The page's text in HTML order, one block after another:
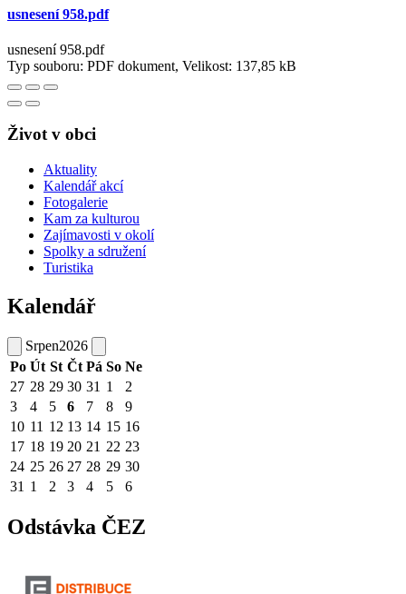
usnesení 958.pdf
usnesení 958.pdf
Typ souboru: PDF dokument, Velikost: 137,85 kB
Život v obci
Aktuality
Kalendář akcí
Fotogalerie
Kam za kulturou
Zajímavosti v okolí
Spolky a sdružení
Turistika
Kalendář
Srpen2026
Po Út St Čt Pá So Ne
27 28 29 30 31 1
2
3
4 5 6 7 8
9
10 11 12 13 14 15 16
17 18 19 20 21 22 23
24 25 26 27 28 29 30
31 1 2 3 4 5 6
Odstávka ČEZ